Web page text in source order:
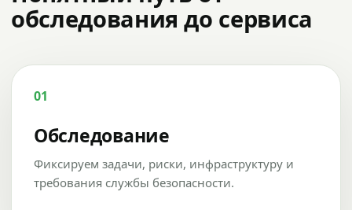
обследования до сервиса
01
Обследование
Фиксируем задачи, риски, инфраструктуру и
требования службы безопасности.